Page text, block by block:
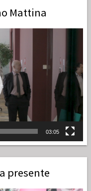
Mattina
03:05
presente